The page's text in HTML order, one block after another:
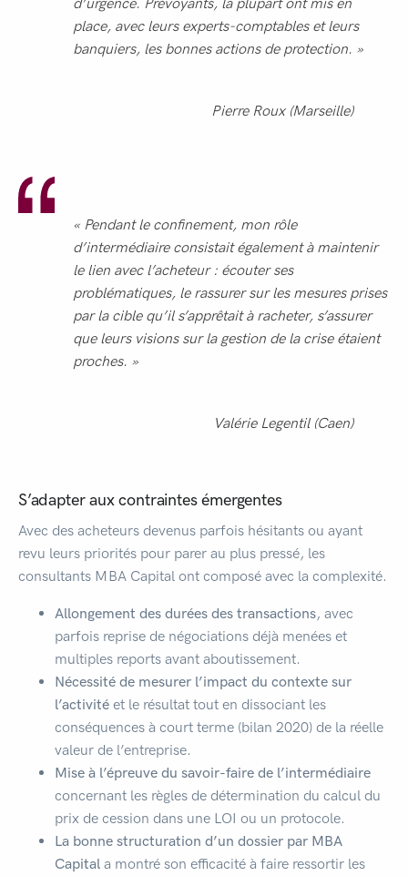
place, avec leurs experts-comptables et leurs
banquiers, les bonnes actions de protection. »
Pierre Roux (Marseille)
« Pendant le confinement, mon rôle
d’intermédiaire consistait également à maintenir
le lien avec l’acheteur : écouter ses
problématiques, le rassurer sur les mesures prises
par la cible qu’il s’apprêtait à racheter, s’assurer
que leurs visions sur la gestion de la crise étaient
proches. »
Valérie Legentil (Caen)
S’adapter aux contraintes émergentes
Avec des acheteurs devenus parfois hésitants ou ayant
revu leurs priorités pour parer au plus pressé, les
consultants MBA Capital ont composé avec la complexité.
Allongement des durées des transactions, avec
parfois reprise de négociations déjà menées et
multiples reports avant aboutissement.
Nécessité de mesurer l’impact du contexte sur
l’activité et le résultat tout en dissociant les
conséquences à court terme (bilan 2020) de la réelle
valeur de l’entreprise.
Mise à l’épreuve du savoir-faire de l’intermédiaire
concernant les règles de détermination du calcul du
prix de cession dans une LOI ou un protocole.
La bonne structuration d’un dossier par MBA
Capital a montré son efficacité à faire ressortir les